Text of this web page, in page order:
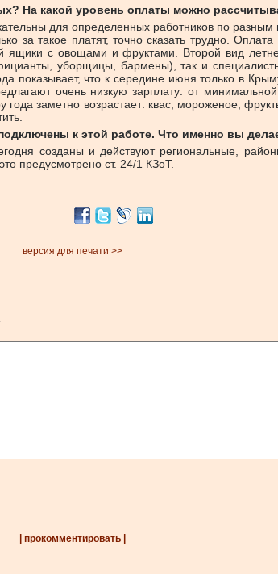
На какой уровень оплаты можно
для определенных работников по
за такое платят, точно сказать трудно.
ящики с овощами и фруктами. Второй вид
уборщицы, бармены), так и
показывает, что к середине июня только в
очень низкую зарплату: от
заметно возрастает: квас, мороженое,
к этой работе. Что именно вы
созданы и действуют региональные,
предусмотрено ст. 24/1 КЗоТ.
версия для печати >>
.
| прокомментировать |